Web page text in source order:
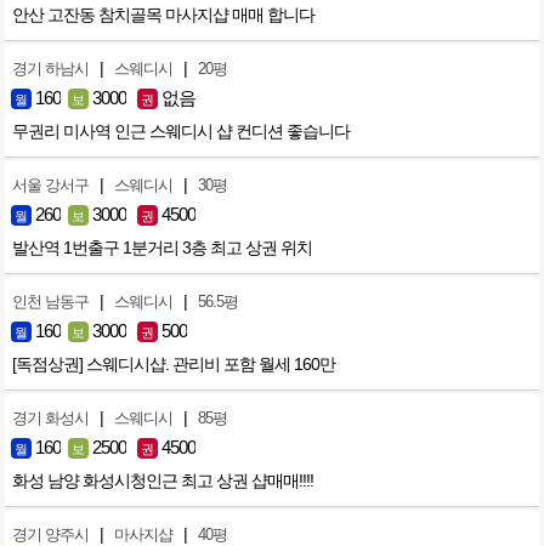
안산 고잔동 참치골목 마사지샵 매매 합니다
경기 하남시 | 스웨디시 | 20평
월 160 보 3000 권 없음
무권리 미사역 인근 스웨디시 샵 컨디션 좋습니다
서울 강서구 | 스웨디시 | 30평
월 260 보 3000 권 4500
발산역 1번출구 1분거리 3층 최고 상권 위치
인천 남동구 | 스웨디시 | 56.5평
월 160 보 3000 권 500
[독점상권] 스웨디시샵. 관리비 포함 월세 160만
경기 화성시 | 스웨디시 | 85평
월 160 보 2500 권 4500
화성 남양 화성시청인근 최고 상권 샵매매!!!!
경기 양주시 | 마사지샵 | 40평